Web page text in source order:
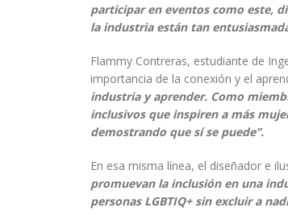
participar en eventos como este,
la industria están tan
Flammy Contreras, estudiante de
importancia de la conexión y el
industria y aprender. Como
inclusivos que inspiren a más
demostrando que sí se puede”.
En esa misma línea, el diseñador e
promuevan la inclusión en una
personas LGBTIQ+ sin excluir a